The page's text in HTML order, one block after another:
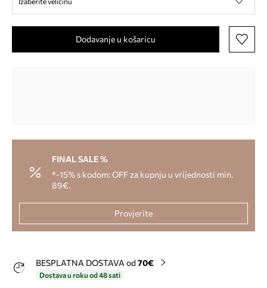
Dodavanje u košaricu
FINAL SALE %
*-15% s kodom: OFF za kupnju u vrijednosti min.
89€.
Provjerite
BESPLATNA DOSTAVA od 70€
Dostava u roku od 48 sati